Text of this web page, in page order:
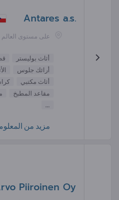
Antares a.s.
على مستوى العالم
أثاث بوليستر
أرائك جلوس
أثاث مكتبي
مقاعد المطبخ
...
مزيد من
Piiroinen Oy